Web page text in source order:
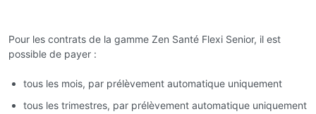
Pour les contrats de la gamme Zen Santé Flexi Senior, il est
possible de payer :
tous les mois, par prélèvement automatique uniquement
tous les trimestres, par prélèvement automatique uniquement